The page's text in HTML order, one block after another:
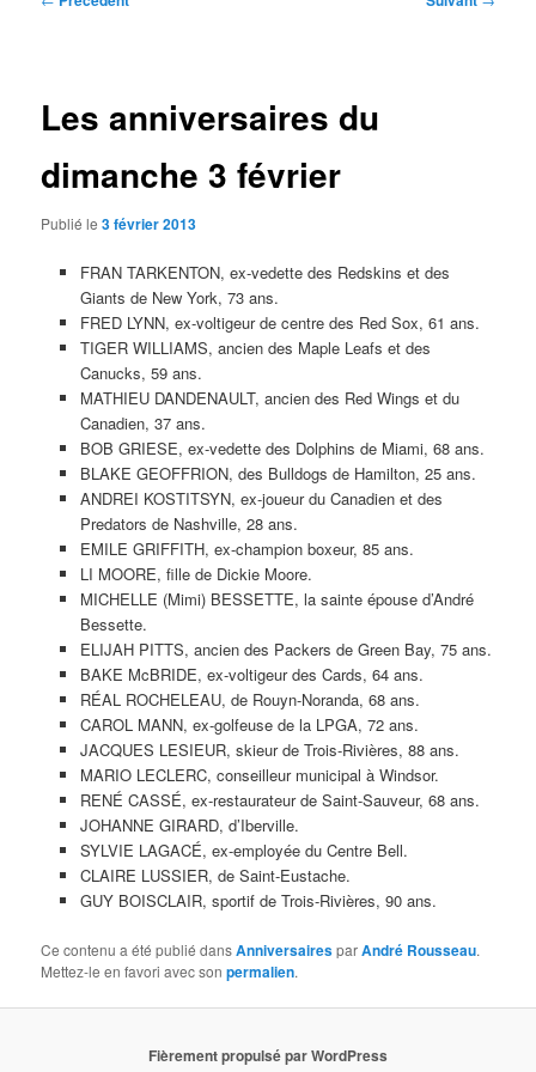
Les anniversaires du
dimanche 3 février
Publié le3 février 2013
FRAN TARKENTON, ex-vedette des Redskins et des
Giants de New York, 73 ans.
FRED LYNN, ex-voltigeur de centre des Red Sox, 61 ans.
TIGER WILLIAMS, ancien des Maple Leafs et des
Canucks, 59 ans.
MATHIEU DANDENAULT, ancien des Red Wings et du
Canadien, 37 ans.
BOB GRIESE, ex-vedette des Dolphins de Miami, 68 ans.
BLAKE GEOFFRION, des Bulldogs de Hamilton, 25 ans.
ANDREI KOSTITSYN, ex-joueur du Canadien et des
Predators de Nashville, 28 ans.
EMILE GRIFFITH, ex-champion boxeur, 85 ans.
LI MOORE, fille de Dickie Moore.
MICHELLE (Mimi) BESSETTE, la sainte épouse d’André
Bessette.
ELIJAH PITTS, ancien des Packers de Green Bay, 75 ans.
BAKE McBRIDE, ex-voltigeur des Cards, 64 ans.
RÉAL ROCHELEAU, de Rouyn-Noranda, 68 ans.
CAROL MANN, ex-golfeuse de la LPGA, 72 ans.
JACQUES LESIEUR, skieur de Trois-Rivières, 88 ans.
MARIO LECLERC, conseilleur municipal à Windsor.
RENÉ CASSÉ, ex-restaurateur de Saint-Sauveur, 68 ans.
JOHANNE GIRARD, d’Iberville.
SYLVIE LAGACÉ, ex-employée du Centre Bell.
CLAIRE LUSSIER, de Saint-Eustache.
GUY BOISCLAIR, sportif de Trois-Rivières, 90 ans.
Ce contenu a été publié dansAnniversairesparAndré Rousseau.
Mettez-le en favori avec sonpermalien.
Fièrement propulsé par WordPress